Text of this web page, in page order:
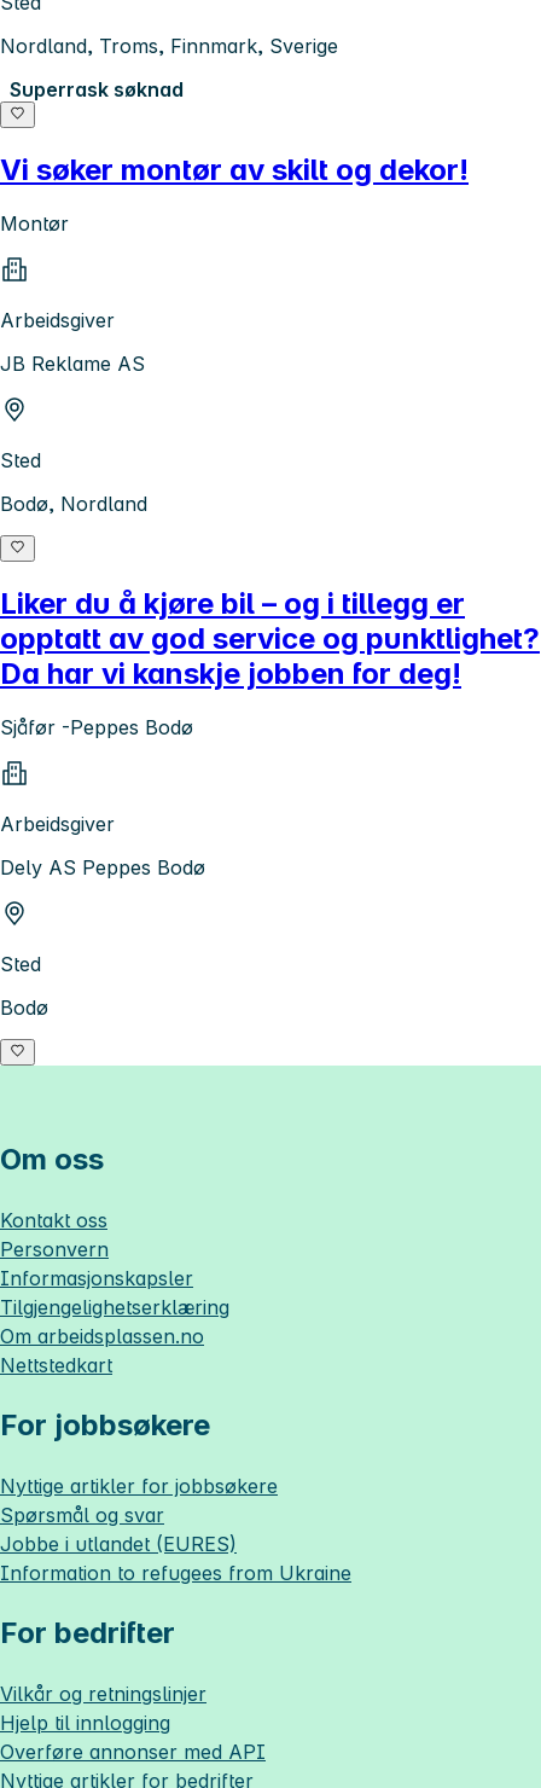
Nordland, Troms, Finnmark, Sverige
Superrask søknad
Vi søker montør av skilt og dekor!
Montør
Arbeidsgiver
JB Reklame AS
Sted
Bodø, Nordland
Liker du å kjøre bil – og i tillegg er
opptatt av god service og punktlighet?
Da har vi kanskje jobben for deg!
Sjåfør -Peppes Bodø
Arbeidsgiver
Dely AS Peppes Bodø
Sted
Bodø
Om oss
Kontakt oss
Personvern
Informasjonskapsler
Tilgjengelighetserklæring
Om arbeidsplassen.no
Nettstedkart
For jobbsøkere
Nyttige artikler for jobbsøkere
Spørsmål og svar
Jobbe i utlandet (EURES)
Information to refugees from Ukraine
For bedrifter
Vilkår og retningslinjer
Hjelp til innlogging
Overføre annonser med API
Nyttige artikler for bedrifter